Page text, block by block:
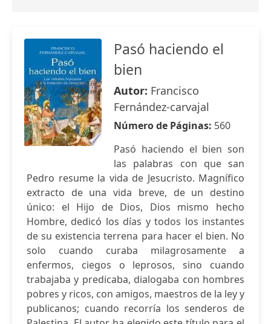
Pasó haciendo el
bien
Autor: Francisco
Fernández-carvajal
Número de Páginas: 560
Pasó haciendo el bien son
las palabras con que san
Pedro resume la vida de Jesucristo. Magnífico
extracto de una vida breve, de un destino
único: el Hijo de Dios, Dios mismo hecho
Hombre, dedicó los días y todos los instantes
de su existencia terrena para hacer el bien. No
solo cuando curaba milagrosamente a
enfermos, ciegos o leprosos, sino cuando
trabajaba y predicaba, dialogaba con hombres
pobres y ricos, con amigos, maestros de la ley y
publicanos; cuando recorría los senderos de